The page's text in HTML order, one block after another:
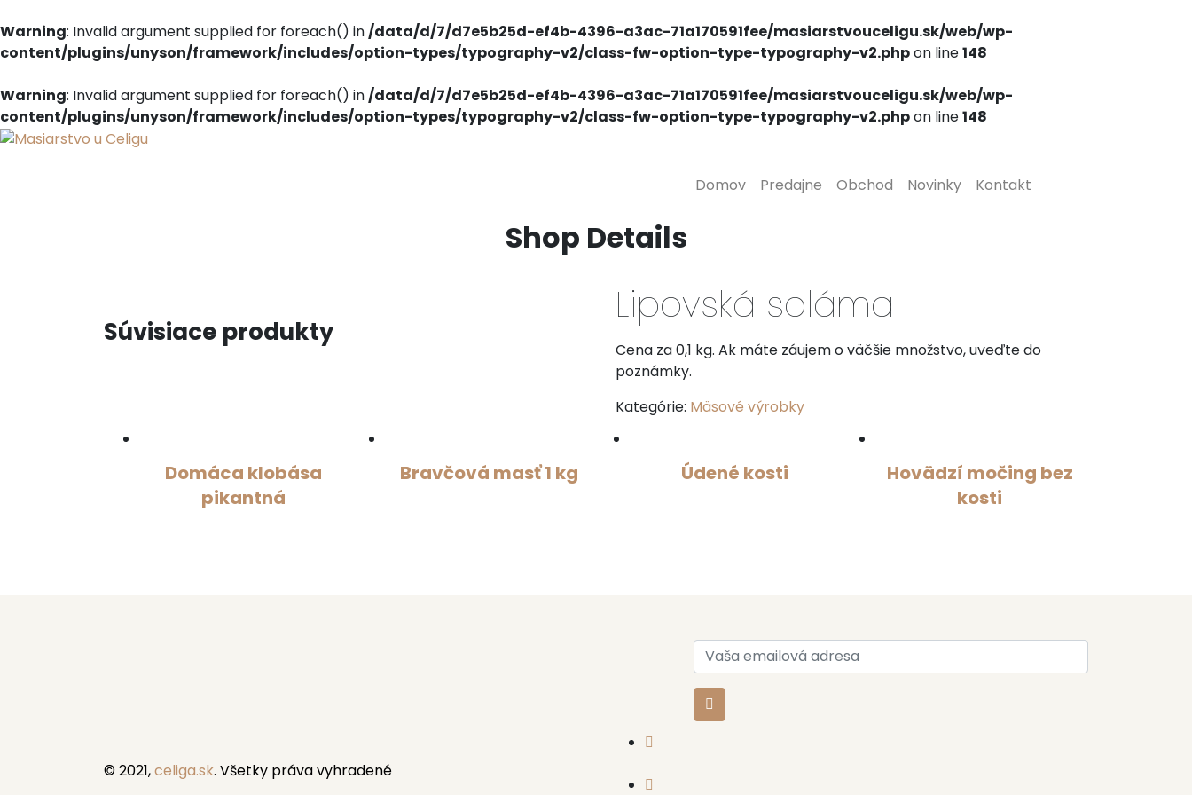
Warning: Invalid argument supplied for foreach() in/data/d/7/d7e5b25d-ef4b-4396-a3ac-71a170591fee/masiarstvouceligu.sk/web/wp-
content/plugins/unyson/framework/includes/option-types/typography-v2/class-fw-option-type-typography-v2.phpon line148
Warning: Invalid argument supplied for foreach() in/data/d/7/d7e5b25d-ef4b-4396-a3ac-71a170591fee/masiarstvouceligu.sk/web/wp-
content/plugins/unyson/framework/includes/option-types/typography-v2/class-fw-option-type-typography-v2.phpon line148
Domov Predajne Obchod Novinky Kontakt
Shop Details
Lipovská saláma
Cena za 0,1 kg. Ak máte záujem o väčšie množstvo, uveďte do
poznámky.
Kategórie: Mäsové výrobky
Súvisiace produkty
Domáca klobása
pikantná
Bravčová masť 1 kg Údené kosti
Hovädzí močing bez
kosti
© 2021,celiga.sk. Všetky práva vyhradené